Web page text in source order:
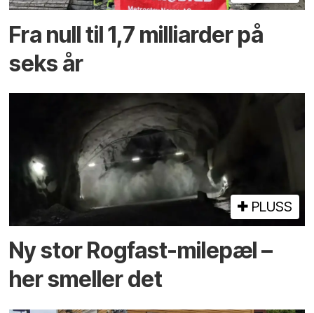
Fra null til 1,7 milliarder på
seks år
PLUSS
Ny stor Rogfast-milepæl –
her smeller det